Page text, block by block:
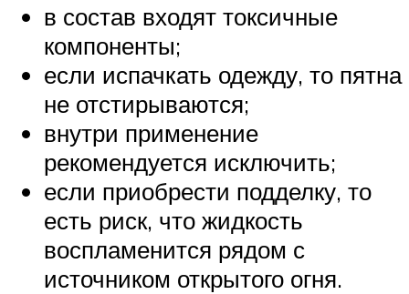
в состав входят токсичные
компоненты;
если испачкать одежду, то пятна
не отстирываются;
внутри применение
рекомендуется исключить;
если приобрести подделку, то
есть риск, что жидкость
воспламенится рядом с
источником открытого огня.